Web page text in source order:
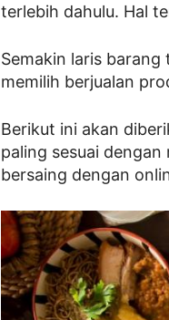
terlebih dahulu. Hal
Semakin laris
memilih berjualan
Berikut ini akan
paling sesuai
bersaing dengan